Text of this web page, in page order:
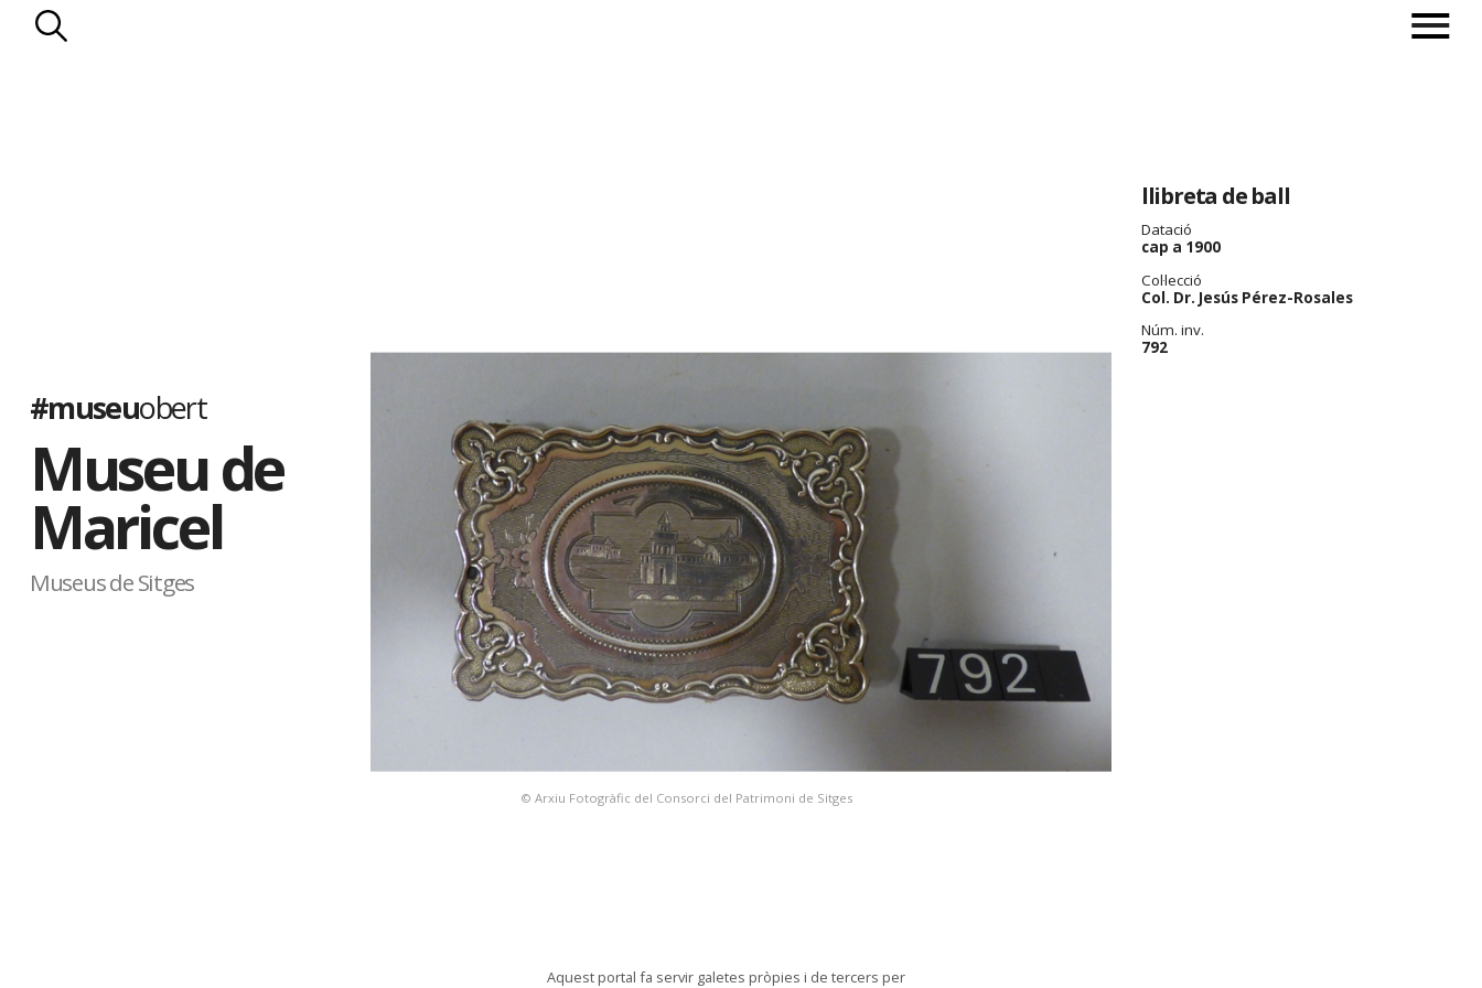
#museuobert
Museu de
Maricel
Museus de Sitges
© Arxiu Fotogràfic del Consorci del Patrimoni de Sitges
llibreta de ball
Datació
cap a 1900
Col·lecció
Col. Dr. Jesús Pérez-Rosales
Núm. inv.
792
Aquest portal fa servir galetes pròpies i de tercers per